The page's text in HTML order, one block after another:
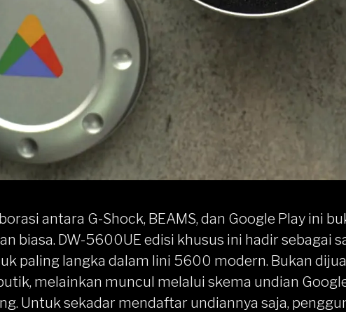
antara G-Shock, BEAMS, dan Google Play ini
biasa. DW-5600UE edisi khusus ini hadir sebagai
paling langka dalam lini 5600 modern. Bukan
melainkan muncul melalui skema undian
Untuk sekadar mendaftar undiannya saja,